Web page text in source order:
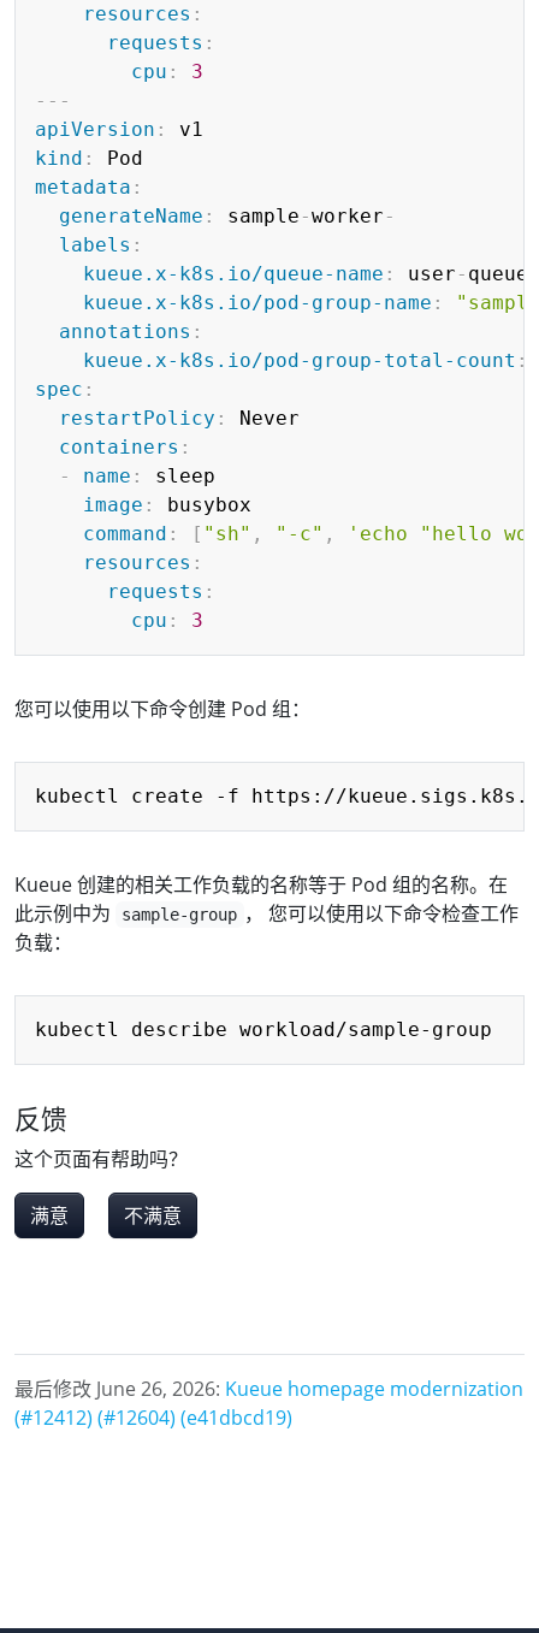
resources :
requests :
cpu :
3
---
apiVersion :
kind :
metadata :
generateName : sample -worker -
labels :
kueue.x-k8s.io/queue-name : user - queue
kueue.x-k8s.io/pod-group-name :
annotations :
kueue.x-k8s.io/pod-group-total-count :
spec :
restartPolicy :
Never
containers :
-
name :
sleep
image :
busybox
command : [ "sh" , "-c" ,
'echo "hello
resources :
requests :
cpu : 3
您可以使用以下命令创建 Pod 组：
Copy
Kueue 创建的相关工作负载的名称等于 Pod 组的名称。在
此示例中为
sample-group ， 您可以使用以下命令检查工作
负载：
反馈
这个页面有帮助吗？
满意 不满意
最后修改 June 26, 2026: Kueue homepage modernization
(#12412) (#12604) (e41dbcd19)